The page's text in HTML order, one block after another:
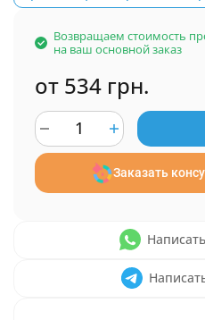
Возвращаем стоимость
на ваш основной заказ
от 534 грн.
Заказать